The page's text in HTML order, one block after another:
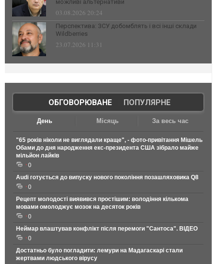
можливі альтернативи
03.08.2026 20:24
Перспектива: ЗСУ добомблять і всі інші склади
Wildberries
23.07.2026 11:31
ОБГОВОРЮВАНЕ| ПОПУЛЯРНЕ
День Місяць За весь час
"65 років ніколи не виглядали краще", - фото-привітання Мішель
Обами до дня народження екс-президента США зібрало майже
мільйон лайків
0
Audi готується до випуску нового покоління позашляховика Q8
0
Рецепт молодості виявився простішим: володіння кількома
мовами омолоджує мозок на десяток років
0
Неймар влаштував конфлікт після перемоги "Сантоса". ВІДЕО
0
Достатньо було погладити: лемури на Мадагаскарі стали
жертвами людського вірусу